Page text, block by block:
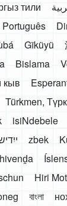
тили
Português
Gĩkũyũ
Bislama
кыв
Türkmen,
isiNdebele
zbek
Hiri
বাংলা